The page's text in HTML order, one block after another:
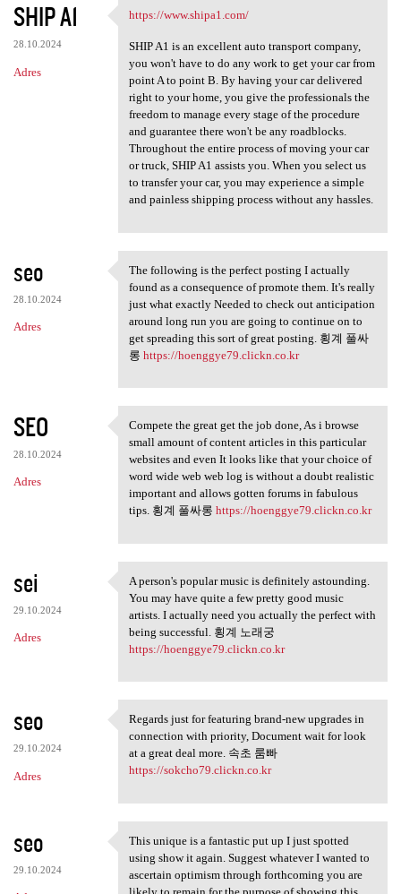
SHIP A1
28.10.2024
Adres
https://www.shipa1.com/
https://www.shipa1.com/
SHIP A1 is an excellent auto transport company,
you won't have to do any work to get your car from
point A to point B. By having your car delivered
right to your home, you give the professionals the
freedom to manage every stage of the procedure
and guarantee there won't be any roadblocks.
Throughout the entire process of moving your car
or truck, SHIP A1 assists you. When you select us
to transfer your car, you may experience a simple
and painless shipping process without any hassles.
seo
28.10.2024
Adres
The following is the perfect
The following is the perfect posting I actually
found as a consequence of promote them. It's really
just what exactly Needed to check out anticipation
around long run you are going to continue on to
get spreading this sort of great posting. 횡계 풀싸
롱 https://hoenggye79.clickn.co.kr
SEO
28.10.2024
Adres
Compete the great get the job
Compete the great get the job done, As i browse
small amount of content articles in this particular
websites and even It looks like that your choice of
word wide web web log is without a doubt realistic
important and allows gotten forums in fabulous
tips. 횡계 풀싸롱 https://hoenggye79.clickn.co.kr
sei
29.10.2024
Adres
A person's popular music is
A person's popular music is definitely astounding.
You may have quite a few pretty good music
artists. I actually need you actually the perfect with
being successful. 횡계 노래궁
https://hoenggye79.clickn.co.kr
seo
29.10.2024
Adres
Regards just for featuring
Regards just for featuring brand-new upgrades in
connection with priority, Document wait for look
at a great deal more. 속초 룸빠
https://sokcho79.clickn.co.kr
seo
29.10.2024
This unique is a fantastic
This unique is a fantastic put up I just spotted
using show it again. Suggest whatever I wanted to
ascertain optimism through forthcoming you are